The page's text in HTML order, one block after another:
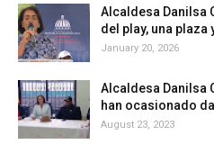
Alcaldesa Danilsa
del play, una
January 20, 2026
Alcaldesa Danilsa
han ocasionado
August 23, 2023